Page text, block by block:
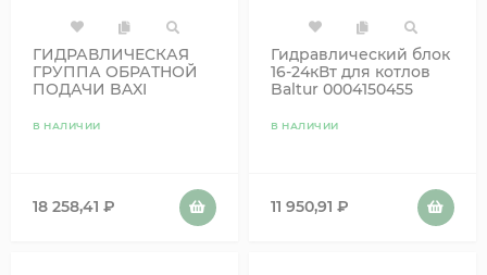
ГИДРАВЛИЧЕСКАЯ
ГРУППА ОБРАТНОЙ
ПОДАЧИ BAXI
В НАЛИЧИИ
18 258,41 ₽
Гидравлический блок
16-24кВт для котлов
Baltur 0004150455
В НАЛИЧИИ
11 950,91 ₽